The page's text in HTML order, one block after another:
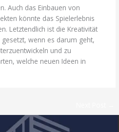
Auch das Einbauen von
könnte das Spielerlebnis
Letztendlich ist die Kreativität
wenn es darum geht,
und zu
welche neuen Ideen in